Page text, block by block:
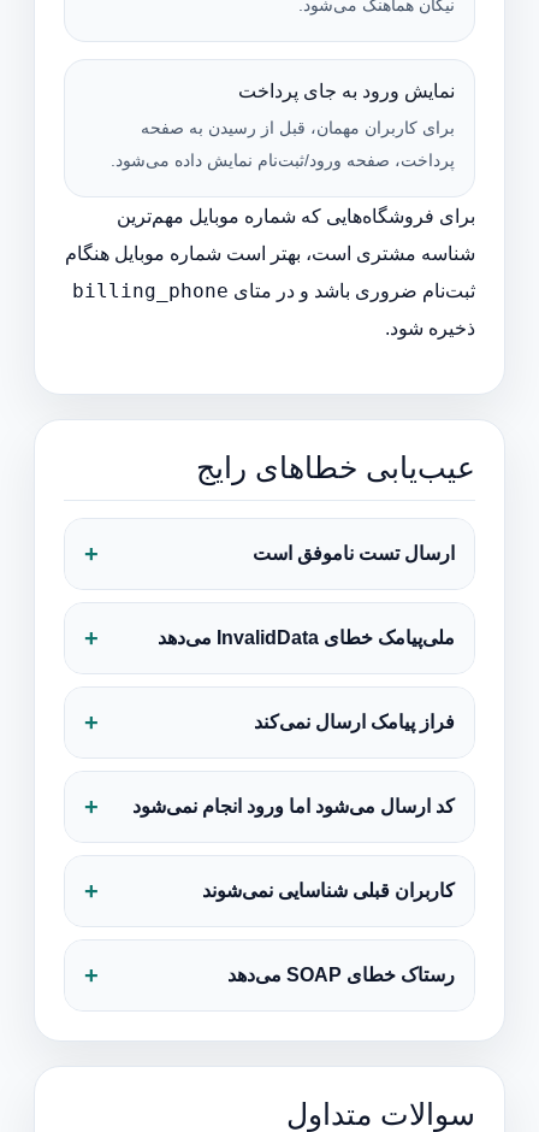
نیکان هماهنگ می‌شود.
نمایش ورود به جای پرداخت
برای کاربران مهمان، قبل از رسیدن به صفحه
پرداخت، صفحه ورود/ثبت‌نام نمایش داده می‌شود.
برای فروشگاه‌هایی که شماره موبایل مهم‌ترین
شناسه مشتری است، بهتر است شماره موبایل هنگام
ثبت‌نام ضروری باشد و در متای billing_phone
ذخیره شود.
عیب‌یابی خطاهای رایج
ارسال تست ناموفق است +
ملی‌پیامک خطای InvalidData می‌دهد +
فراز پیامک ارسال نمی‌کند +
کد ارسال می‌شود اما ورود انجام نمی‌شود +
کاربران قبلی شناسایی نمی‌شوند +
رستاک خطای SOAP می‌دهد +
سوالات متداول